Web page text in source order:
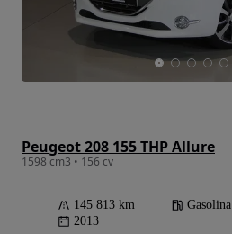
Peugeot 208 155 THP Allure
1598 cm3 • 156 cv
145 813 km Gasolina
2013